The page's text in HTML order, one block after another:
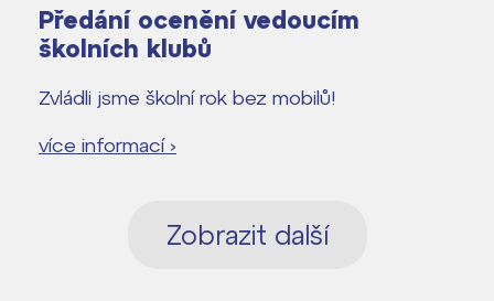
Předání ocenění vedoucím
školních klubů
Zvládli jsme školní rok bez mobilů!
více informací ›
Zobrazit další